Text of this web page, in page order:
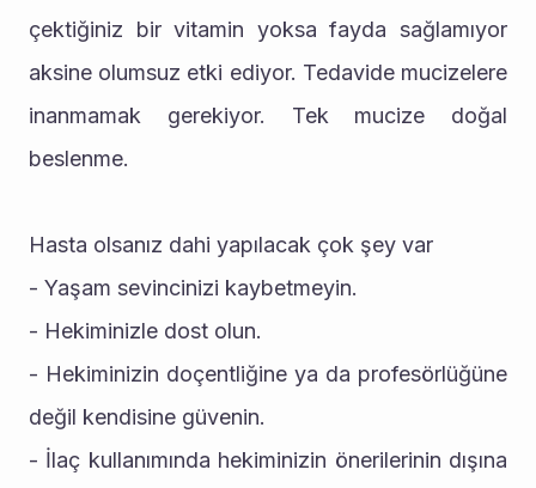
çektiğiniz bir vitamin yoksa fayda sağlamıyor
aksine olumsuz etki ediyor. Tedavide mucizelere
inanmamak gerekiyor. Tek mucize doğal
beslenme.
Hasta olsanız dahi yapılacak çok şey var
- Yaşam sevincinizi kaybetmeyin.
- Hekiminizle dost olun.
- Hekiminizin doçentliğine ya da profesörlüğüne
değil kendisine güvenin.
- İlaç kullanımında hekiminizin önerilerinin dışına